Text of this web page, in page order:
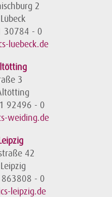
2
30784 - 0
luebeck.de
3
92496 - 0
weiding.de
42
- 0
leipzig.de